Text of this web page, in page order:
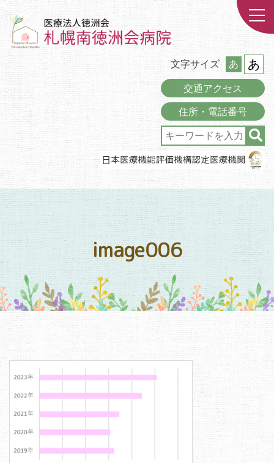
文字サイズ あ あ
交通アクセス
住所・電話番号
image006